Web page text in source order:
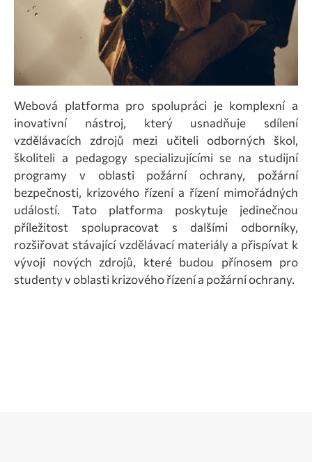
Webová platforma pro spolupráci je komplexní a
inovativní nástroj, který usnadňuje sdílení
vzdělávacích zdrojů mezi učiteli odborných škol,
školiteli a pedagogy specializujícími se na studijní
programy v oblasti požární ochrany, požární
bezpečnosti, krizového řízení a řízení mimořádných
událostí. Tato platforma poskytuje jedinečnou
příležitost spolupracovat s dalšími odborníky,
rozšiřovat stávající vzdělávací materiály a přispívat k
vývoji nových zdrojů, které budou přínosem pro
studenty v oblasti krizového řízení a požární ochrany.